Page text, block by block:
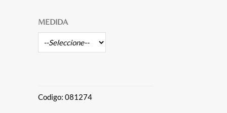
MEDIDA
Codigo: 081274